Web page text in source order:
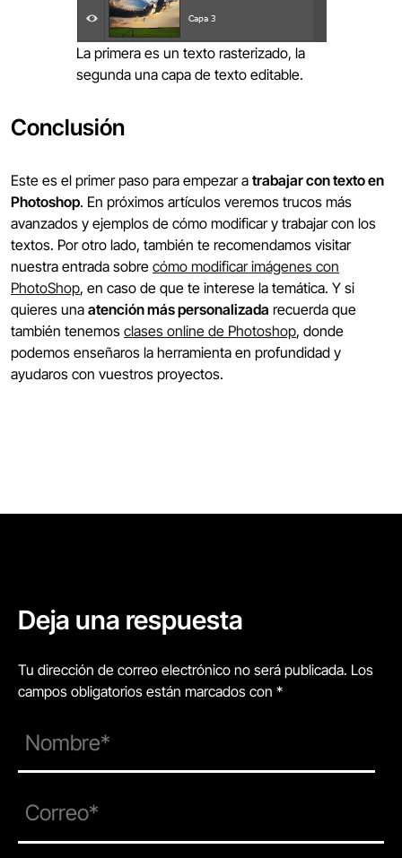
La primera es un texto rasterizado, la
segunda una capa de texto editable.
Conclusión
Este es el primer paso para empezar a trabajar con texto en
Photoshop. En próximos artículos veremos trucos más
avanzados y ejemplos de cómo modificar y trabajar con los
textos. Por otro lado, también te recomendamos visitar
nuestra entrada sobre cómo modificar imágenes con
PhotoShop, en caso de que te interese la temática. Y si
quieres una atención más personalizada recuerda que
también tenemos clases online de Photoshop, donde
podemos enseñaros la herramienta en profundidad y
ayudaros con vuestros proyectos.
Deja una respuesta
Tu dirección de correo electrónico no será publicada. Los
campos obligatorios están marcados con *